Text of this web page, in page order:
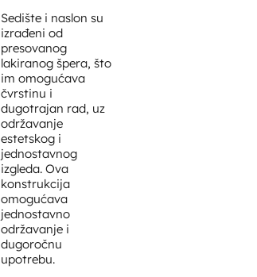
Sedište i naslon su
izrađeni od
presovanog
lakiranog špera, što
im omogućava
čvrstinu i
dugotrajan rad, uz
održavanje
estetskog i
jednostavnog
izgleda. Ova
konstrukcija
omogućava
jednostavno
održavanje i
dugoročnu
upotrebu.